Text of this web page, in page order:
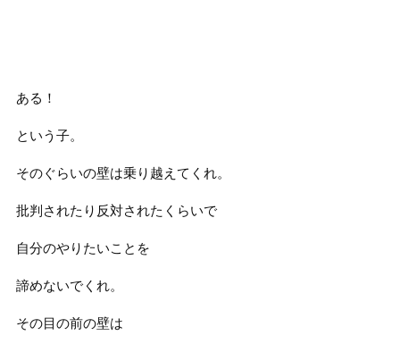
ある！
という子。
そのぐらいの壁は乗り越えてくれ。
批判されたり反対されたくらいで
自分のやりたいことを
諦めないでくれ。
その目の前の壁は